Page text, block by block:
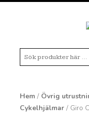
Hem / Övrig
Cykelhjälmar / Giro